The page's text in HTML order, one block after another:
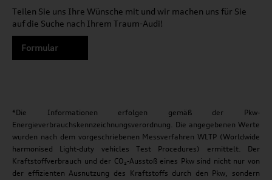
Teilen Sie uns Ihre Wünsche mit und wir machen uns für Sie
auf die Suche nach Ihrem Traum-Audi!
Formular
*Die Informationen erfolgen gemäß der Pkw-
Energieverbrauchskennzeichnungsverordnung. Die angegebenen Werte
wurden nach dem vorgeschriebenen Messverfahren WLTP (Worldwide
harmonised Light-duty vehicles Test Procedures) ermittelt. Der
Kraftstoffverbrauch und der CO₂-Ausstoß eines Pkw sind nicht nur von
der effizienten Ausnutzung des Kraftstoffs durch den Pkw, sondern